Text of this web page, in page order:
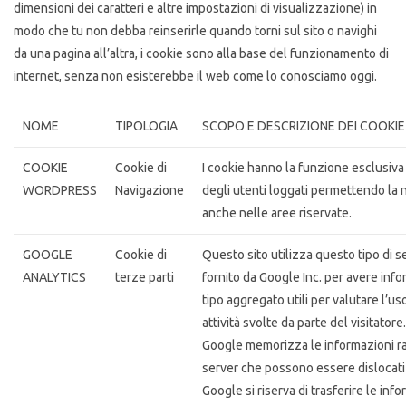
dimensioni dei caratteri e altre impostazioni di visualizzazione) in
modo che tu non debba reinserirle quando torni sul sito o navighi
da una pagina all’altra, i cookie sono alla base del funzionamento di
internet, senza non esisterebbe il web come lo conosciamo oggi.
NOME TIPOLOGIA SCOPO E DESCRIZIONE DEI COOKIE
COOKIE
WORDPRESS
Cookie di
Navigazione
I cookie hanno la funzione
degli utenti loggati permettendo la
anche nelle aree riservate.
GOOGLE
ANALYTICS
Cookie di
terze parti
Questo sito utilizza questo tipo di
fornito da Google Inc. per avere
tipo aggregato utili per valutare
attività svolte da parte del visitatore.
Google memorizza le informazioni
server che possono essere
Google si riserva di trasferire le